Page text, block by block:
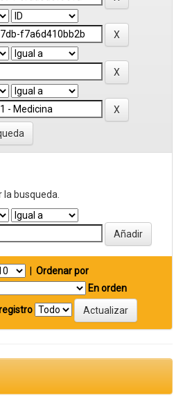
busqueda.
Ordenar por
En orden